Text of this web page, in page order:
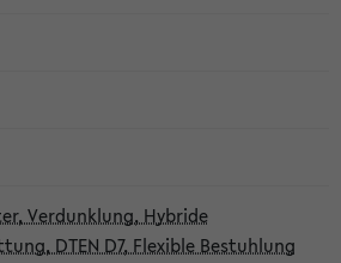
Verdunklung, Hybride
DTEN D7, Flexible Bestuhlung